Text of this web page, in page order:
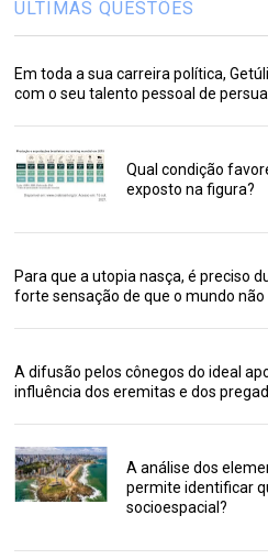
ÚLTIMAS QUESTÕES
Em toda a sua carreira política,
com o seu talento pessoal de
Qual condição
exposto na figura?
Para que a utopia nasça, é preciso
forte sensação de que o mundo
A difusão pelos cônegos do ideal
influência dos eremitas e dos
A análise dos
permite identificar
socioespacial?